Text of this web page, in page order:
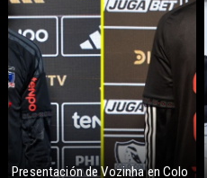
Presentación de Vozinha en Colo